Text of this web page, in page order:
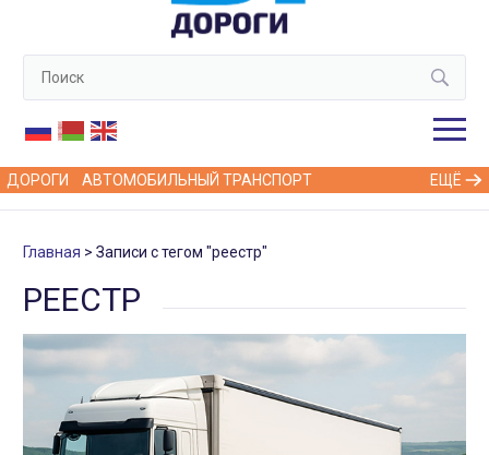
ДОРОГИ АВТОМОБИЛЬНЫЙ ТРАНСПОРТ ЕЩЁ
Главная Записи с тегом "реестр"
РЕЕСТР